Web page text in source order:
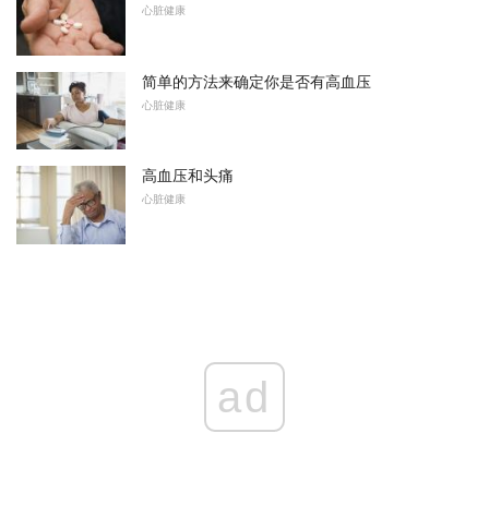
心脏健康
简单的方法来确定你是否有高血压
心脏健康
高血压和头痛
心脏健康
ad